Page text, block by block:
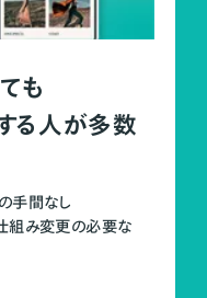
も
る人が多数
手間なし
組み変更の必要な